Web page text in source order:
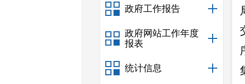
政府工作报告
政府网站工作年度
报表
统计信息